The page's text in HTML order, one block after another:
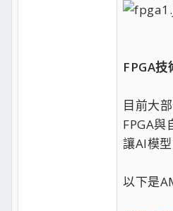
FPGA
目前大
FPGA與
讓AI模
以下是